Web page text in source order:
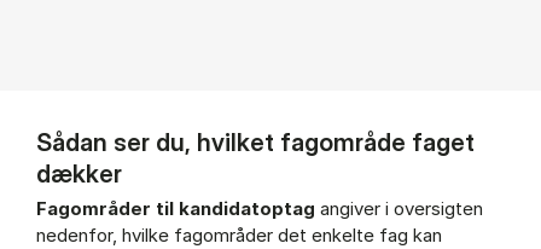
Sådan ser du, hvilket fagområde faget
dækker
Fagområder til kandidatoptag angiver i oversigten
nedenfor, hvilke fagområder det enkelte fag kan